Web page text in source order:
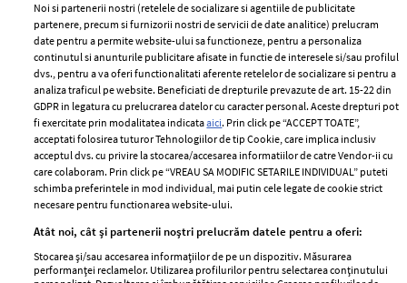
ELLE Style Awards
2024
Despre ELLE
Romania
Contact
Abonamente
Termeni si conditii
Politica de
confidențialitate
Politica de cookies
Publicitate
GSP
Unica
femei
Viva
Noi si partenerii nostri (retelele de socializare si agentiile de publicitate
partenere, precum si furnizorii nostri de servicii de date analitice) prelucram
date pentru a permite website-ului sa functioneze, pentru a personaliza
continutul si anunturile publicitare afisate in functie de interesele si/sau profilul
dvs., pentru a va oferi functionalitati aferente retelelor de socializare si pentru a
analiza traficul pe website. Beneficiati de drepturile prevazute de art. 15-22 din
GDPR in legatura cu prelucrarea datelor cu caracter personal. Aceste drepturi pot
fi exercitate prin modalitatea indicataaici. Prin click pe “ACCEPT TOATE”,
acceptati folosirea tuturor Tehnologiilor de tip Cookie, care implica inclusiv
acceptul dvs. cu privire la stocarea/accesarea informatiilor de catre Vendor-ii cu
care colaboram. Prin click pe “VREAU SA MODIFIC SETARILE INDIVIDUAL” puteti
schimba preferintele in mod individual, mai putin cele legate de cookie strict
necesare pentru functionarea website-ului.
Atât noi, cât și partenerii noștri prelucrăm datele pentru a oferi:
Stocarea și/sau accesarea informațiilor de pe un dispozitiv. Măsurarea
performanței reclamelor. Utilizarea profilurilor pentru selectarea conținutului